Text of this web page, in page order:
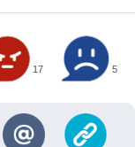
17 5